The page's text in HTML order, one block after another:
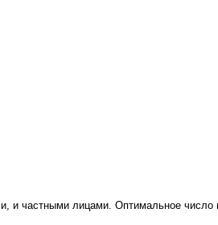
и частными лицами. Оптимальное